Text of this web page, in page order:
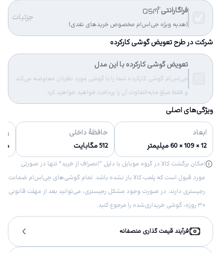
فراگارانتی
(هدیه ویژه جی‌اس‌ام مخصوص خریدهای نقدی)
جزئیات
شرکت در طرح تعویض گوشی کارکرده
تعویض گوشی کارکرده با این مدل
جی‌اس‌ام گوشی کارکرده شما را با گوشی مورد نظرتان معاوضه می‌کند
و فقط مبلغ مابه‌التفاوت آن را پرداخت خواهید خواهید کرد.
ویژگی‌های اصلی
ابعاد
12 × 109 × 60 میلیمتر
حافظهٔ داخلی
512 مگابایت
امکان برگشت کالا در گروه موبایل با دلیل “انصراف از خرید“ تنها در صورتی
مورد قبول است که پلمب کالا باز نشده باشد. تمام گوشی‌های جی‌اس‌ام ضمانت
رجیستری دارند. در صورت وجود مشکل رجیستری، می‌توانید بعد از مهلت قانونی
۳۰ روزه، گوشی خریداری‌شده را مرجوع کنید.
فرآیند قیمت گذاری منصفانه